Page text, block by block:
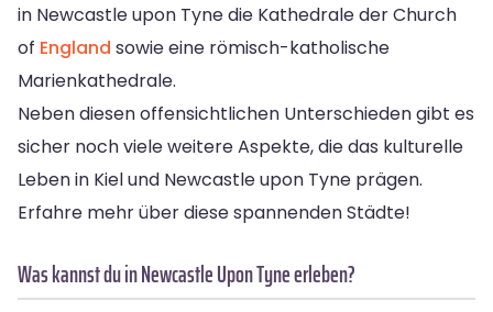
in Newcastle upon Tyne die Kathedrale der Church
of England sowie eine römisch-katholische
Marienkathedrale.
Neben diesen offensichtlichen Unterschieden gibt es
sicher noch viele weitere Aspekte, die das kulturelle
Leben in Kiel und Newcastle upon Tyne prägen.
Erfahre mehr über diese spannenden Städte!
Was kannst du in Newcastle Upon Tyne erleben?